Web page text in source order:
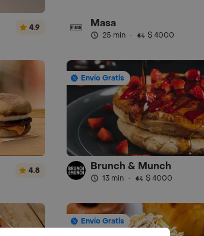
4.9 Masa
25 min · $ 4000
4.8
Envío Gratis
Brunch & Munch
13 min · $ 4000
Envío Gratis